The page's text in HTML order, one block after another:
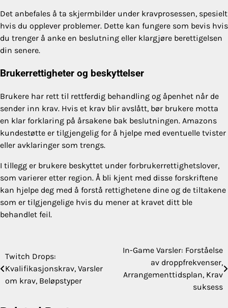
Det anbefales å ta skjermbilder under kravprosessen, spesielt
hvis du opplever problemer. Dette kan fungere som bevis hvis
du trenger å anke en beslutning eller klargjøre berettigelsen
din senere.
Brukerrettigheter og beskyttelser
Brukere har rett til rettferdig behandling og åpenhet når de
sender inn krav. Hvis et krav blir avslått, bør brukere motta
en klar forklaring på årsakene bak beslutningen. Amazons
kundestøtte er tilgjengelig for å hjelpe med eventuelle tvister
eller avklaringer som trengs.
I tillegg er brukere beskyttet under forbrukerrettighetslover,
som varierer etter region. Å bli kjent med disse forskriftene
kan hjelpe deg med å forstå rettighetene dine og de tiltakene
som er tilgjengelige hvis du mener at kravet ditt ble
behandlet feil.
Post
navigation
Twitch Drops:
Kvalifikasjonskrav, Varsler
om krav, Beløpstyper
In-Game Varsler: Forståelse
av droppfrekvenser,
Arrangementtidsplan, Krav
suksess